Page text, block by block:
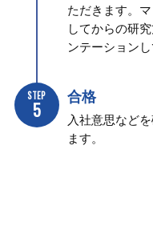
ただきます。
してからの研
ンテーションし
STEP
5
合格
入社意思など
ます。